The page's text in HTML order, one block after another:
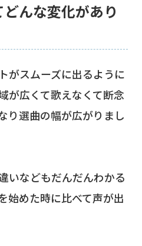
んな変化があり
がスムーズに出るように
が広くて歌えなくて断念
り選曲の幅が広がりまし
いなどもだんだんわかる
始めた時に比べて声が出